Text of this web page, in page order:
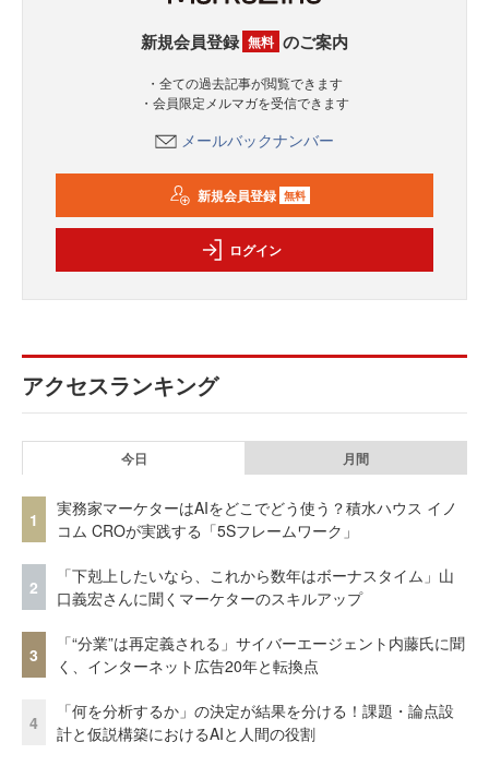
新規会員登録 無料 のご案内
・全ての過去記事が閲覧できます
・会員限定メルマガを受信できます
メールバックナンバー
新規会員登録 無料
ログイン
アクセスランキング
今日 月間
1
実務家マーケターはAIをどこでどう使う？積水ハウス イノ
コム CROが実践する「5Sフレームワーク」
2
「下剋上したいなら、これから数年はボーナスタイム」山
口義宏さんに聞くマーケターのスキルアップ
3
「“分業”は再定義される」サイバーエージェント内藤氏に聞
く、インターネット広告20年と転換点
4
「何を分析するか」の決定が結果を分ける！課題・論点設
計と仮説構築におけるAIと人間の役割